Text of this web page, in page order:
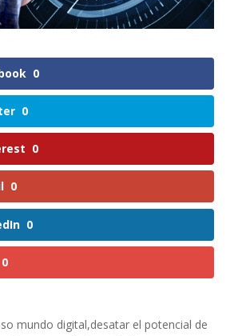
0
0
0
0
0
0
mundo digital,desatar el potencial de